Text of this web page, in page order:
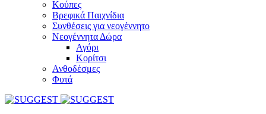
Κούπες
Βρεφικά Παιχνίδια
Συνθέσεις για νεογέννητο
Νεογέννητα Δώρα
Αγόρι
Κορίτσι
Ανθοδέσμες
Φυτά